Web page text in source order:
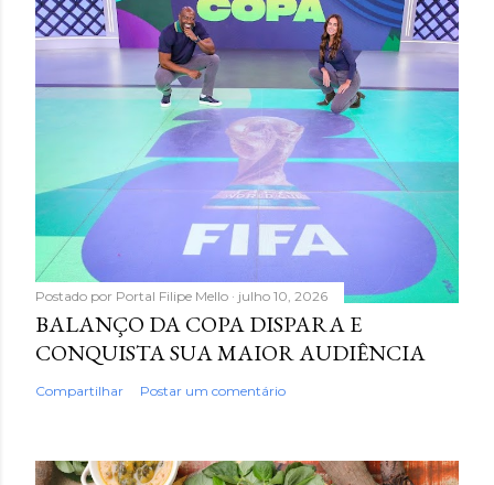
Postado por Portal Filipe Mello julho 10, 2026
BALANÇO DA COPA DISPARA E
CONQUISTA SUA MAIOR AUDIÊNCIA
Compartilhar Postar um comentário